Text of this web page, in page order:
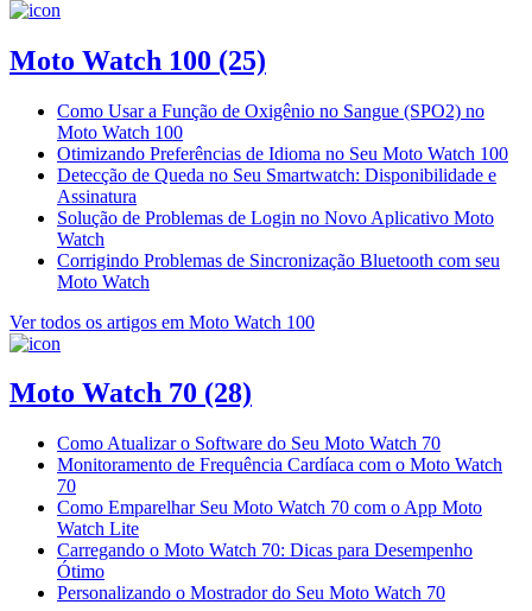
Moto Watch 100 (25)
Como Usar a Função de Oxigênio no Sangue (SPO2) no
Moto Watch 100
Otimizando Preferências de Idioma no Seu Moto Watch 100
Detecção de Queda no Seu Smartwatch: Disponibilidade e
Assinatura
Solução de Problemas de Login no Novo Aplicativo Moto
Watch
Corrigindo Problemas de Sincronização Bluetooth com seu
Moto Watch
Ver todos os artigos em Moto Watch 100
Moto Watch 70 (28)
Como Atualizar o Software do Seu Moto Watch 70
Monitoramento de Frequência Cardíaca com o Moto Watch
70
Como Emparelhar Seu Moto Watch 70 com o App Moto
Watch Lite
Carregando o Moto Watch 70: Dicas para Desempenho
Ótimo
Personalizando o Mostrador do Seu Moto Watch 70